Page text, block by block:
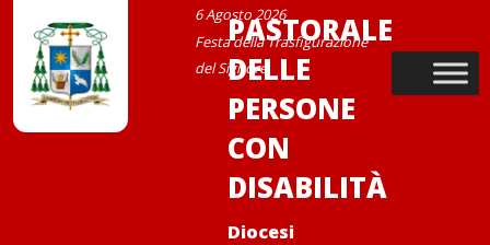
content
PASTORALE
DELLE
PERSONE
CON
DISABILITÀ
Diocesi
6 Agosto 2026
Festa della Trasfigurazione
del Signore